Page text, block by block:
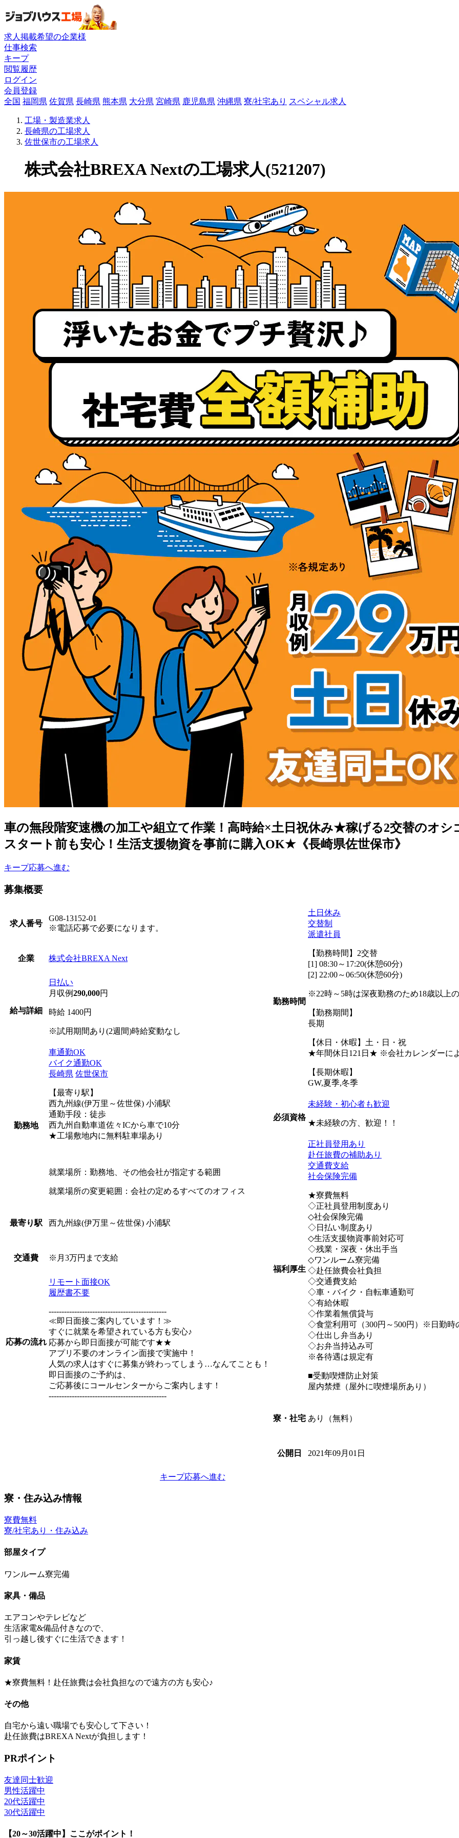
求人掲載希望の企業様
仕事検索
キープ
閲覧履歴
ログイン
会員登録
全国 福岡県 佐賀県 長崎県 熊本県 大分県 宮崎県 鹿児島県 沖縄県 寮/社宅あり スペシャル求人
工場・製造業求人
長崎県の工場求人
佐世保市の工場求人
株式会社BREXA Nextの工場求人(521207)
車の無段階変速機の加工や組立て作業！高時給×土日祝休み★稼げる2交替のオシ
スタート前も安心！生活支援物資を事前に購入OK★《長崎県佐世保市》
キープ応募へ進む
募集概要
求人番号
G08-13152-01
※電話応募で必要になります。
企業 株式会社BREXA Next
給与詳細
日払い
月収例290,000円
時給 1400円
※試用期間あり(2週間)時給変動なし
勤務地
車通勤OK
バイク通勤OK
長崎県 佐世保市
【最寄り駅】
西九州線(伊万里～佐世保) 小浦駅
通勤手段：徒歩
西九州自動車道佐々ICから車で10分
★工場敷地内に無料駐車場あり
就業場所：勤務地、その他会社が指定する範囲
就業場所の変更範囲：会社の定めるすべてのオフィス
最寄り駅 西九州線(伊万里～佐世保) 小浦駅
交通費 ※月3万円まで支給
応募の流れ
リモート面接OK
履歴書不要
----------------------------------------------
≪即日面接ご案内しています！≫
すぐに就業を希望されている方も安心♪
応募から即日面接が可能です★★
アプリ不要のオンライン面接で実施中！
人気の求人はすぐに募集が終わってしまう…なんてことも！
即日面接のご予約は、
ご応募後にコールセンターからご案内します！
----------------------------------------------
勤務時間
土日休み
交替制
派遣社員
【勤務時間】2交替
[1] 08:30～17:20(休憩60分)
[2] 22:00～06:50(休憩60分)
※22時～5時は深夜勤務のため18歳以上の
【勤務期間】
長期
【休日・休暇】土・日・祝
★年間休日121日★ ※会社カレンダーに
【長期休暇】
GW,夏季,冬季
必須資格
未経験・初心者も歓迎
★未経験の方、歓迎！！
福利厚生
正社員登用あり
赴任旅費の補助あり
交通費支給
社会保険完備
★寮費無料
◇正社員登用制度あり
◇社会保険完備
◇日払い制度あり
◇生活支援物資事前対応可
◇残業・深夜・休出手当
◇ワンルーム寮完備
◇赴任旅費会社負担
◇交通費支給
◇車・バイク・自転車通勤可
◇有給休暇
◇作業着無償貸与
◇食堂利用可（300円～500円）※日勤時
◇仕出し弁当あり
◇お弁当持込み可
※各待遇は規定有
■受動喫煙防止対策
屋内禁煙（屋外に喫煙場所あり）
寮・社宅 あり（無料）
公開日 2021年09月01日
キープ応募へ進む
寮・住み込み情報
寮費無料
寮/社宅あり・住み込み
部屋タイプ
ワンルーム寮完備
家具・備品
エアコンやテレビなど
生活家電&備品付きなので、
引っ越し後すぐに生活できます！
家賃
★寮費無料！赴任旅費は会社負担なので遠方の方も安心♪
その他
自宅から遠い職場でも安心して下さい！
赴任旅費はBREXA Nextが負担します！
PRポイント
友達同士歓迎
男性活躍中
20代活躍中
30代活躍中
【20～30活躍中】ここがポイント！